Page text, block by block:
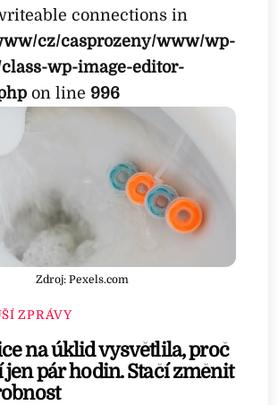
connections in
cz/casprozeny/www/wp-
wp-image-editor-
on line 996
Zdroj: Pexels.com
ZPRÁVY
na úklid vysvětlila, proč
jen pár hodin. Stačí změnit